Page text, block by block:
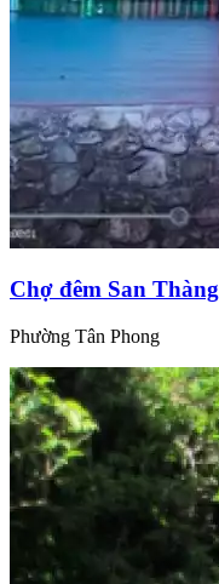
Chợ đêm San Thàng
Phường Tân Phong